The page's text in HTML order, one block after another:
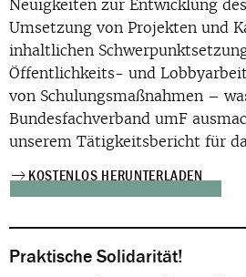
Neuigkeiten zur Entwicklung
Umsetzung von Projekten und
inhaltlichen
Öffentlichkeits- und
von Schulungsmaßnahmen –
Bundesfachverband umF
unserem Tätigkeitsbericht für
KOSTENLOS HERUNTERLADEN
Praktische Solidarität!